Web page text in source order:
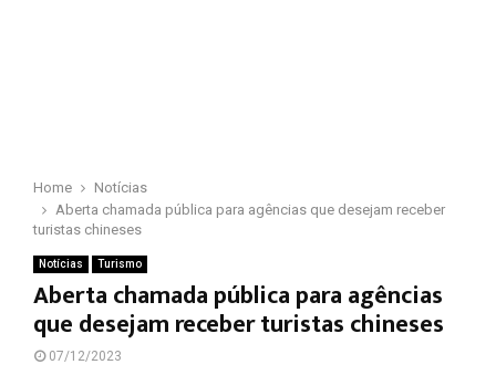
Home
Notícias
Aberta chamada pública para agências que desejam receber
turistas chineses
Notícias Turismo
Aberta chamada pública para agências
que desejam receber turistas chineses
07/12/2023